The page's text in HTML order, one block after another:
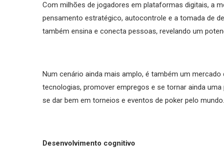
Com milhões de jogadores em plataformas digitais, a
pensamento estratégico, autocontrole e a tomada de
também ensina e conecta pessoas, revelando um
Num cenário ainda mais amplo, é também um
tecnologias, promover empregos e se tornar ainda
se dar bem em torneios e eventos de poker pelo mundo.
Desenvolvimento cognitivo